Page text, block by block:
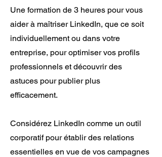
Une formation de 3 heures pour vous
aider à maîtriser LinkedIn, que ce soit
individuellement ou dans votre
entreprise, pour optimiser vos profils
professionnels et découvrir des
astuces pour publier plus
efficacement.
Considérez LinkedIn comme un outil
corporatif pour établir des relations
essentielles en vue de vos campagnes